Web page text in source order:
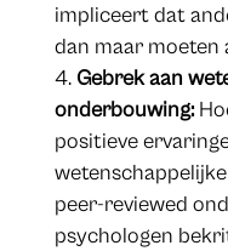
impliceert dat
dan maar moeten
Gebrek aan
onderbouwing:
positieve
peer-reviewed
psychologen